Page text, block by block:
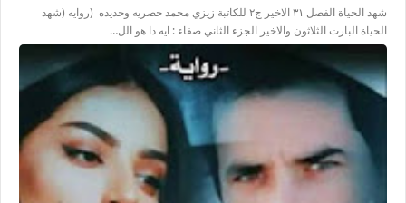
شهد الحياة الفصل ٣١ الاخير ج٢ للكاتبة زيزي محمد حصريه وجديده (روايه (شهد
الحياة البارت الثلاثون والاخير الجزء الثاني صفاء : ايه دا هو الل…